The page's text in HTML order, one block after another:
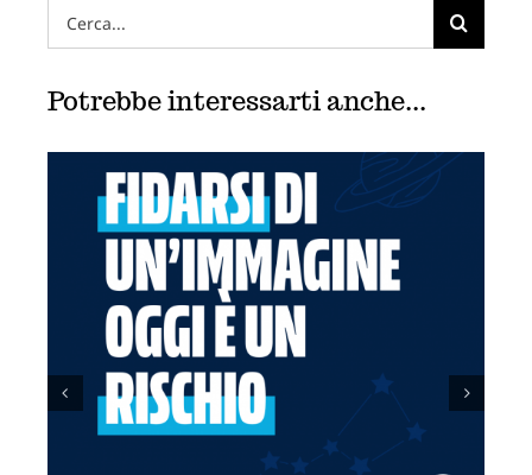
Hai
cercato:
Potrebbe interessarti anche...